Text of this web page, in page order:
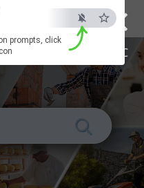
×
ESC
prompts, click